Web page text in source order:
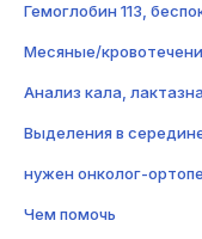
Гемоглобин 113,
Месяные/
Анализ кала,
Выделения в
нужен онколог-
Чем помочь